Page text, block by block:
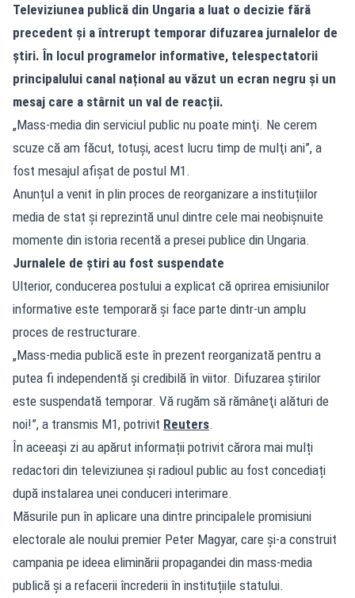
Televiziunea publică din Ungaria a luat o decizie fără
precedent și a întrerupt temporar difuzarea jurnalelor de
știri. În locul programelor informative, telespectatorii
principalului canal național au văzut un ecran negru și un
mesaj care a stârnit un val de reacții.
„Mass-media din serviciul public nu poate minţi. Ne cerem
scuze că am făcut, totuşi, acest lucru timp de mulţi ani”, a
fost mesajul afișat de postul M1.
Anunțul a venit în plin proces de reorganizare a instituțiilor
media de stat și reprezintă unul dintre cele mai neobișnuite
momente din istoria recentă a presei publice din Ungaria.
Jurnalele de știri au fost suspendate
Ulterior, conducerea postului a explicat că oprirea emisiunilor
informative este temporară și face parte dintr-un amplu
proces de restructurare.
„Mass-media publică este în prezent reorganizată pentru a
putea fi independentă şi credibilă în viitor. Difuzarea ştirilor
este suspendată temporar. Vă rugăm să rămâneţi alături de
noi!”, a transmis M1, potrivit Reuters.
În aceeași zi au apărut informații potrivit cărora mai mulți
redactori din televiziunea și radioul public au fost concediați
după instalarea unei conduceri interimare.
Măsurile pun în aplicare una dintre principalele promisiuni
electorale ale noului premier Peter Magyar, care și-a construit
campania pe ideea eliminării propagandei din mass-media
publică și a refacerii încrederii în instituțiile statului.